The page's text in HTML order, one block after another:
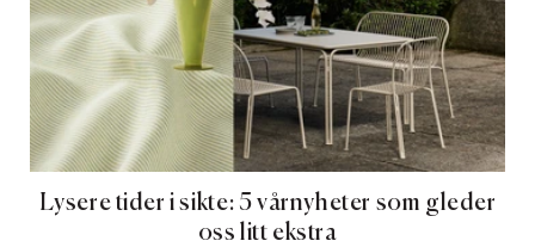
Lysere tider i sikte: 5 vårnyheter som gleder
oss litt ekstra